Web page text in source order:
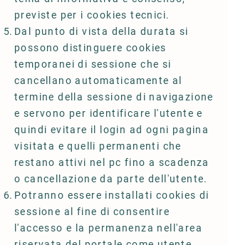
previste per i cookies tecnici.
Dal punto di vista della durata si
possono distinguere cookies
temporanei di sessione che si
cancellano automaticamente al
termine della sessione di navigazione
e servono per identificare l'utente e
quindi evitare il login ad ogni pagina
visitata e quelli permanenti che
restano attivi nel pc fino a scadenza
o cancellazione da parte dell'utente.
Potranno essere installati cookies di
sessione al fine di consentire
l'accesso e la permanenza nell'area